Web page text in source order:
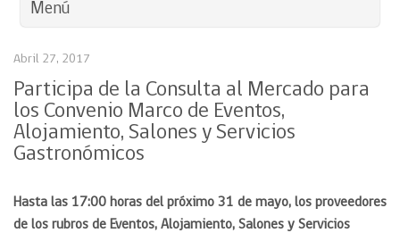
Menú
Abril 27, 2017
Participa de la Consulta al Mercado para
los Convenio Marco de Eventos,
Alojamiento, Salones y Servicios
Gastronómicos
Hasta las 17:00 horas del próximo 31 de mayo, los proveedores
de los rubros de Eventos, Alojamiento, Salones y Servicios